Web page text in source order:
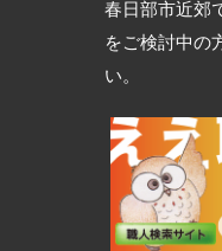
春日部市近郊
をご検討中の
い。